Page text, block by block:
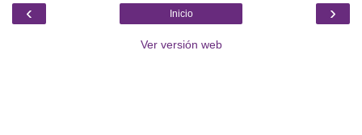
‹ ›
Inicio
Ver versión web